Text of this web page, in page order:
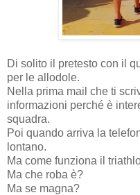
Di solito il pretesto con il
per le allodole.
Nella prima mail che ti
informazioni perché è
squadra.
Poi quando arriva la
lontano.
Ma come funziona il
Ma che roba è?
Ma se magna?